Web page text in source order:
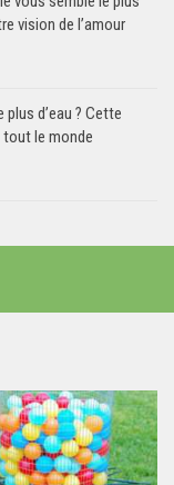
vision de l’amour
d’eau ? Cette
tout le monde